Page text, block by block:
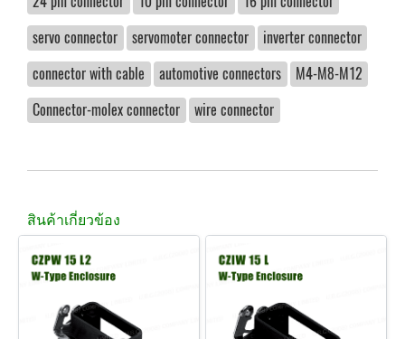
servo connector
servomoter connector
inverter connector
connector with cable
automotive connectors
M4-M8-M12
Connector-molex connector
wire connector
สินค้าเกี่ยวข้อง